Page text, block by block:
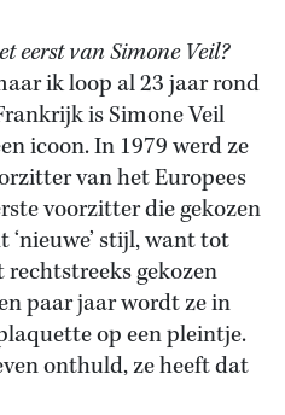
eerst van Simone Veil?
ik loop al 23 jaar rond
is Simone Veil
icoon. In 1979 werd ze
van het Europees
voorzitter die gekozen
stijl, want tot
gekozen
paar jaar wordt ze in
op een pleintje.
onthuld, ze heeft dat